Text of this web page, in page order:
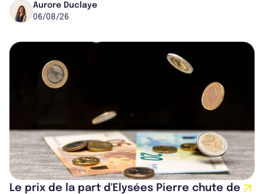
Worcester, place une plateforme logisti...
Aurore Duclaye
06/08/26
Le prix de la part d'Elysées Pierre chute de